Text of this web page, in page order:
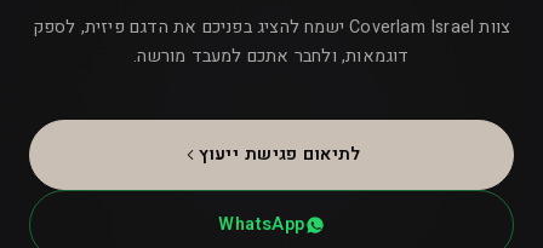
צוות Coverlam Israel ישמח להציג בפניכם את הדגם פיזית, לספק
דוגמאות, ולחבר אתכם למעבד מורשה.
לתיאום פגישת ייעוץ
WhatsApp